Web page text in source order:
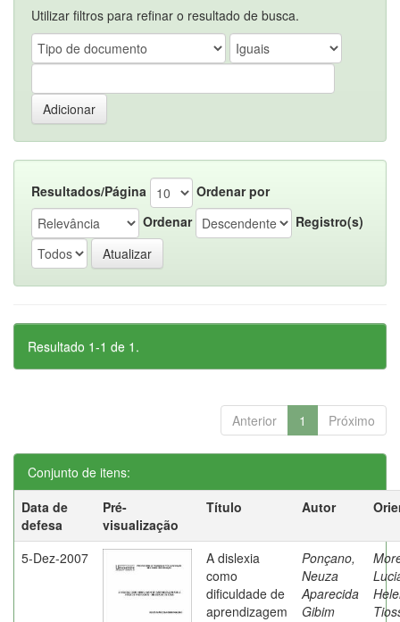
Utilizar filtros para refinar o resultado de busca.
Resultados/Página
Ordenar por
Ordenar
Registro(s)
Resultado 1-1 de 1.
Anterior 1 Próximo
Conjunto de itens:
Data de
defesa
Pré-
visualização
Título Autor
5-Dez-2007
A dislexia
como
dificuldade de
aprendizagem
Ponçano,
Neuza
Aparecida
Gibim